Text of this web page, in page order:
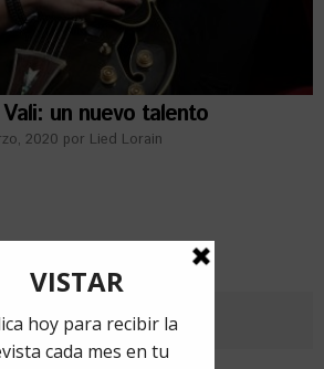
un nuevo talento
2020 por Lied Lorain
ANTERIORES